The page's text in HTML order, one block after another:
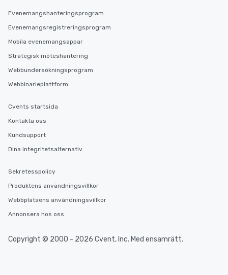
Evenemangshanteringsprogram
Evenemangsregistreringsprogram
Mobila evenemangsappar
Strategisk möteshantering
Webbundersökningsprogram
Webbinarieplattform
Cvents startsida
Kontakta oss
Kundsupport
Dina integritetsalternativ
Sekretesspolicy
Produktens användningsvillkor
Webbplatsens användningsvillkor
Annonsera hos oss
Copyright © 2000 - 2026 Cvent, Inc. Med ensamrätt.